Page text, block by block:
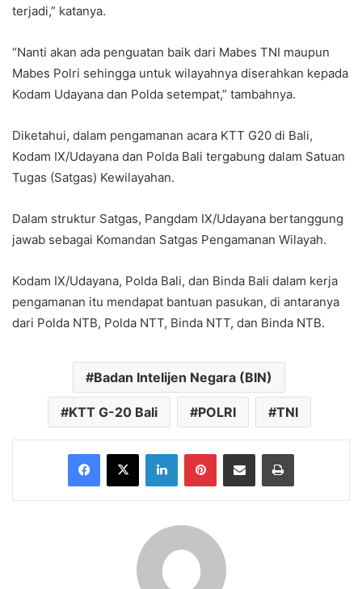
terjadi,” katanya.
“Nanti akan ada penguatan baik dari Mabes TNI maupun
Mabes Polri sehingga untuk wilayahnya diserahkan kepada
Kodam Udayana dan Polda setempat,” tambahnya.
Diketahui, dalam pengamanan acara KTT G20 di Bali,
Kodam IX/Udayana dan Polda Bali tergabung dalam Satuan
Tugas (Satgas) Kewilayahan.
Dalam struktur Satgas, Pangdam IX/Udayana bertanggung
jawab sebagai Komandan Satgas Pengamanan Wilayah.
Kodam IX/Udayana, Polda Bali, dan Binda Bali dalam kerja
pengamanan itu mendapat bantuan pasukan, di antaranya
dari Polda NTB, Polda NTT, Binda NTT, dan Binda NTB.
Badan Intelijen Negara (BIN)
KTT G-20 Bali POLRI TNI
Facebook
X LinkedInPinterestShare via Email Print